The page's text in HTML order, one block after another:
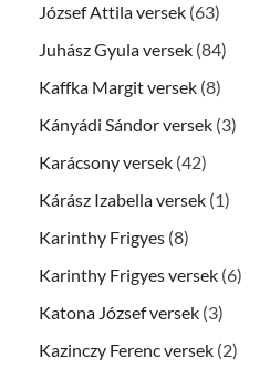
József Attila versek (63)
Juhász Gyula versek (84)
Kaffka Margit versek (8)
Kányádi Sándor versek (3)
Karácsony versek (42)
Kárász Izabella versek (1)
Karinthy Frigyes (8)
Karinthy Frigyes versek (6)
Katona József versek (3)
Kazinczy Ferenc versek (2)